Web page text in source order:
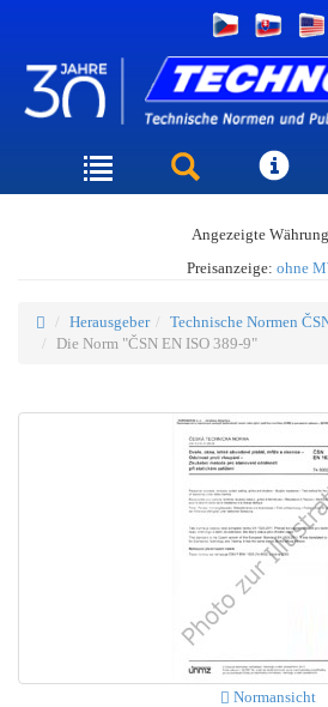
Angezeigte
Preisanzeige: ohne
Herausgeber
Technische Normen
Die Norm "ČSN EN ISO 389-9"
Normansicht